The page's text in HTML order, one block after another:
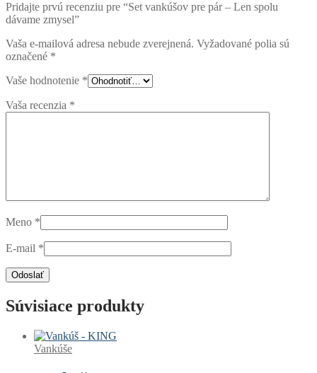
Pridajte prvú recenziu pre “Set vankúšov pre pár – Len spolu
dávame zmysel”
Vaša e-mailová adresa nebude zverejnená. Vyžadované polia sú
označené *
Vaše hodnotenie *
Vaša recenzia *
Meno *
E-mail *
Súvisiace produkty
Vankúše